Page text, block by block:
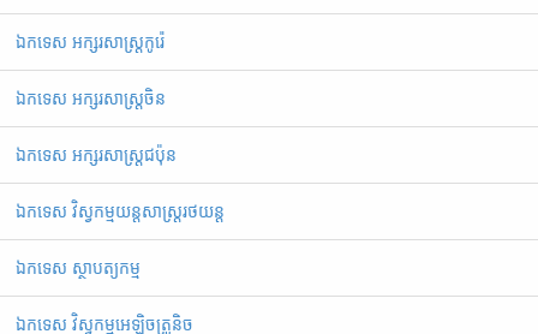
ឯកទេស អក្សរសាស្ត្រកូរ៉េ
ឯកទេស អក្សរសាស្ត្រចិន
ឯកទេស អក្សរសាស្ត្រជប៉ុន
ឯកទេស វិស្វកម្មយន្តសាស្ត្ររថយន្ត
ឯកទេស ស្ថាបត្យកម្ម
ឯកទេស វិស្វកម្មអេឡិចត្រូនិច